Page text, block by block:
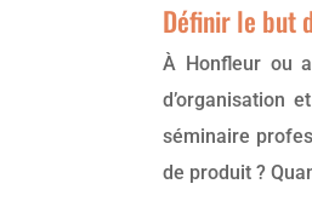
Définir le but
À Honfleur ou
d’organisation
séminaire
de produit ?